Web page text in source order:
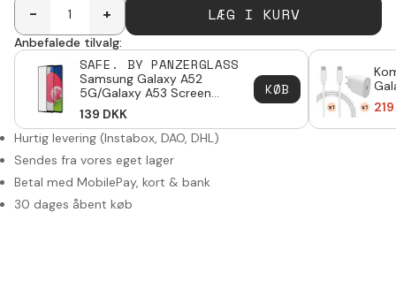
-
+ LÆG I KURV
Anbefalede tilvalg:
SAFE. BY PANZERGLASS
Samsung Galaxy A52
5G/Galaxy A53 Screen
Protector/Skærmbeskyttelse
Ultra Wide Fit
139 DKK
KØB
C
219
Hurtig levering (Instabox, DAO, DHL)
Sendes fra vores eget lager
Betal med MobilePay, kort & bank
30 dages åbent køb